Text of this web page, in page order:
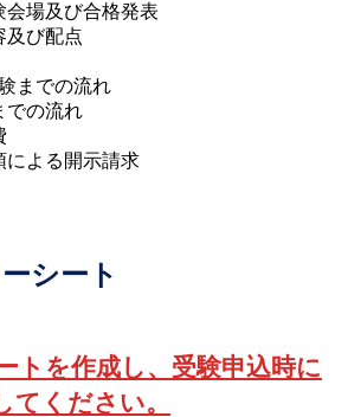
会場及び合格発表
及び配点
までの流れ
での流れ
による開示請求
シート
トを作成し、受験申込時に
てください。